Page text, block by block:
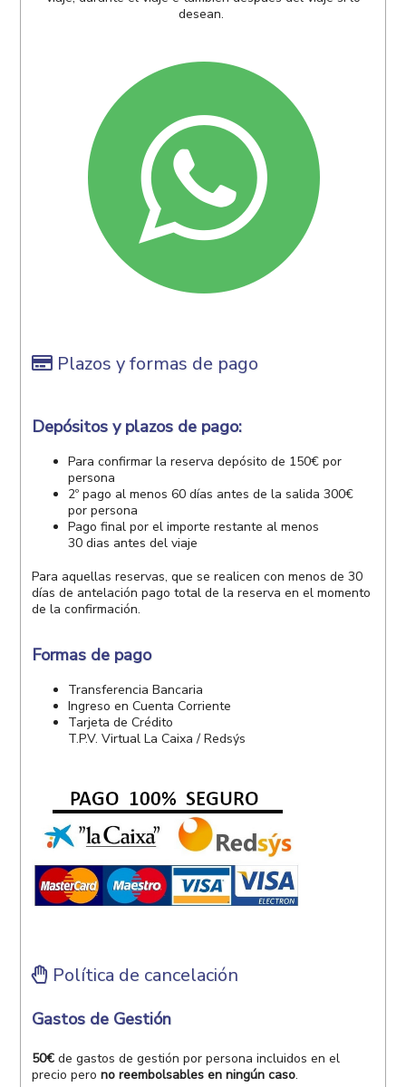
desean.
Plazos y formas de pago
Depósitos y plazos de pago:
Para confirmar la reserva depósito de 150€ por
persona
2º pago al menos 60 días antes de la salida 300€
por persona
Pago final por el importe restante al menos
30 dias antes del viaje
Para aquellas reservas, que se realicen con menos de 30
días de antelación pago total de la reserva en el momento
de la confirmación.
Formas de pago
Transferencia Bancaria
Ingreso en Cuenta Corriente
Tarjeta de Crédito
T.P.V. Virtual La Caixa / Redsýs
Política de cancelación
Gastos de Gestión
50€de gastos de gestión por persona incluidos en el
precio pero no reembolsables en ningún caso.